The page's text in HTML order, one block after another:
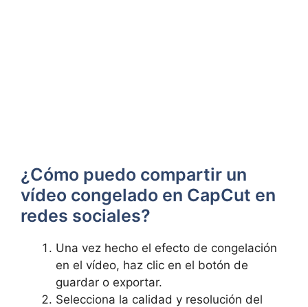
¿Cómo puedo compartir un
vídeo congelado en CapCut en
redes sociales?
Una vez hecho el efecto de congelación
en el vídeo, haz clic en el botón de
guardar o exportar.
Selecciona la calidad y resolución del